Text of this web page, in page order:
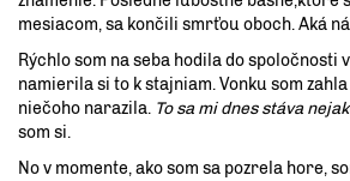
mesiacom, sa končili smrťou oboch. Aká
Rýchlo som na seba hodila do spoločnosti
namierila si to k stajniam. Vonku som
niečoho narazila. To sa mi dnes stáva
som si.
No v momente, ako som sa pozrela hore,